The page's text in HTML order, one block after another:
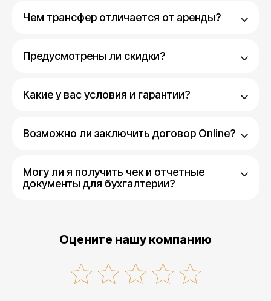
Чем трансфер отличается от аренды?
Предусмотрены ли скидки?
Какие у вас условия и гарантии?
Возможно ли заключить договор Online?
Могу ли я получить чек и отчетные
документы для бухгалтерии?
Оцените нашу компанию